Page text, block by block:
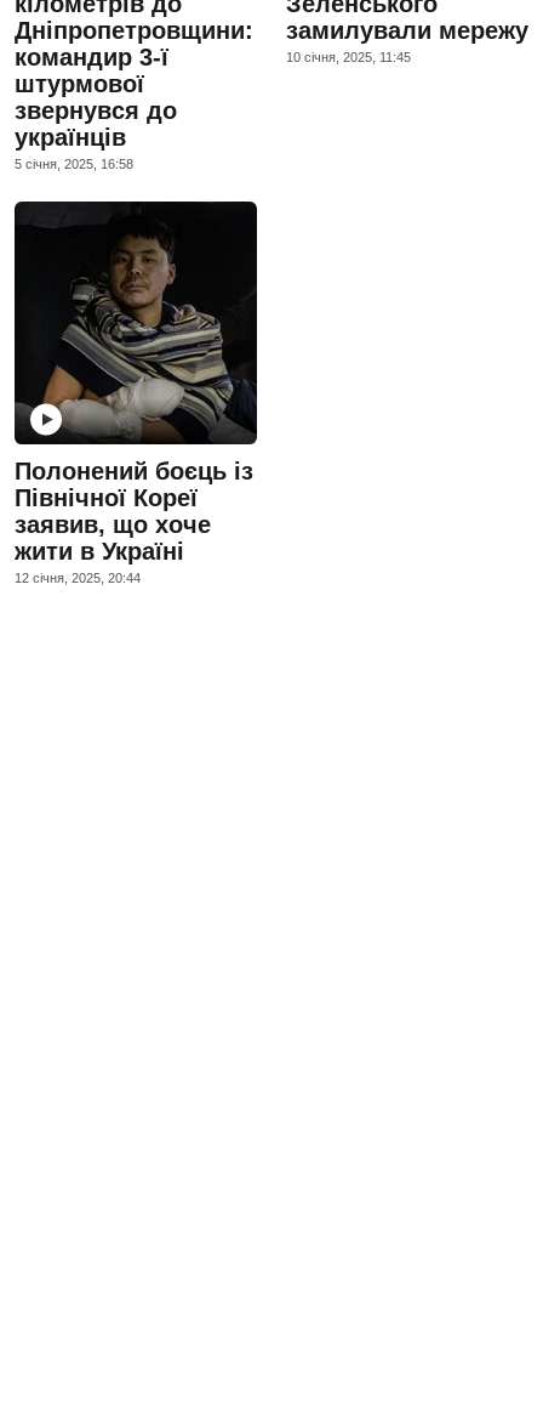
Дніпропетровщини:
командир 3-ї
штурмової
звернувся до
українців
5 сiчня, 2025, 16:58
замилували мережу
10 сiчня, 2025, 11:45
Полонений боєць із
Північної Кореї
заявив, що хоче
жити в Україні
12 сiчня, 2025, 20:44